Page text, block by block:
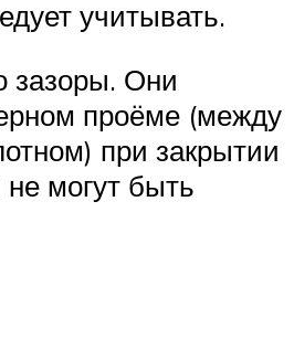
учитывать.
зазоры. Они
проёме (между
при закрытии
могут быть